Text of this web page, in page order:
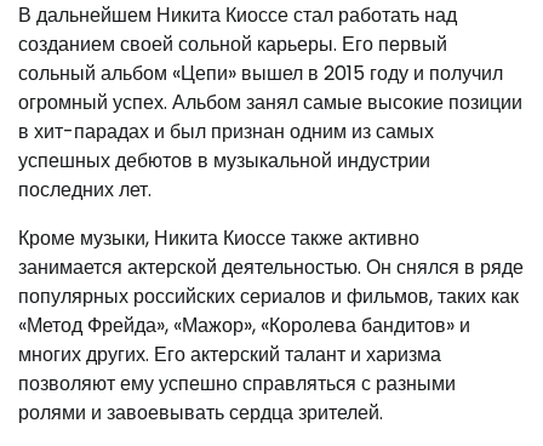
В дальнейшем Никита Киоссе стал работать над
созданием своей сольной карьеры. Его первый
сольный альбом «Цепи» вышел в 2015 году и получил
огромный успех. Альбом занял самые высокие позиции
в хит-парадах и был признан одним из самых
успешных дебютов в музыкальной индустрии
последних лет.
Кроме музыки, Никита Киоссе также активно
занимается актерской деятельностью. Он снялся в ряде
популярных российских сериалов и фильмов, таких как
«Метод Фрейда», «Мажор», «Королева бандитов» и
многих других. Его актерский талант и харизма
позволяют ему успешно справляться с разными
ролями и завоевывать сердца зрителей.